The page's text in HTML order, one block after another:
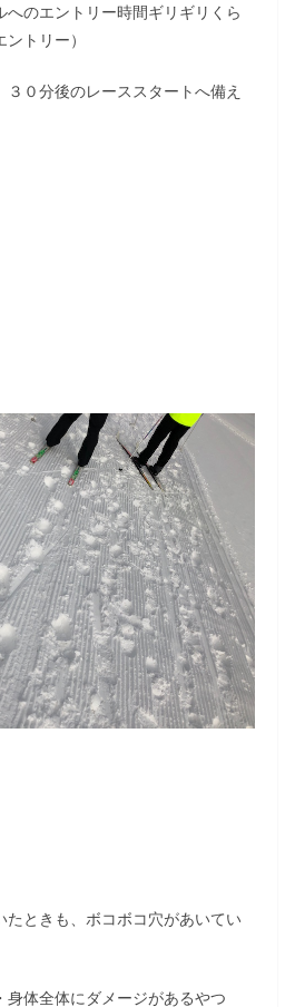
へのエントリー時間ギリギリくら
トリー）
０分後のレーススタートへ備え
たときも、ボコボコ穴があいてい
身体全体にダメージがあるやつ